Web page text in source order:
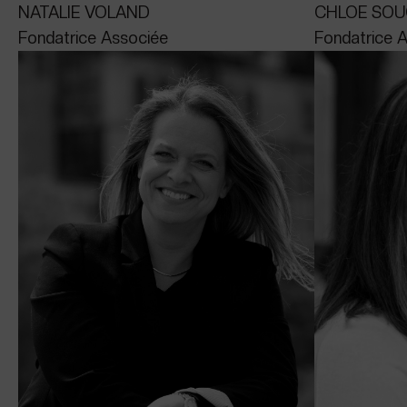
NATALIE VOLAND
Fondatrice Associée
CHLOE
Fondatrice